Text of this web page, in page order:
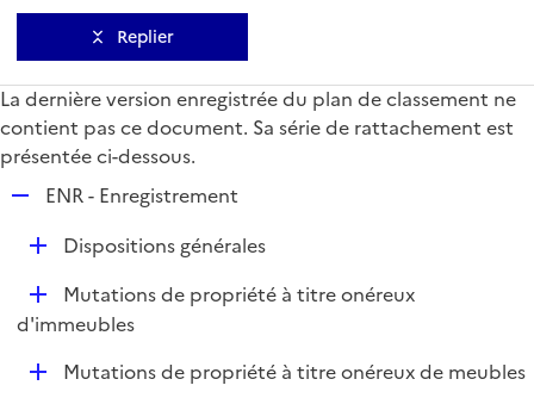
Replier
La dernière version enregistrée du plan de classement ne
contient pas ce document. Sa série de rattachement est
présentée ci-dessous.
p
l
i
e
r
ENR - Enregistrement
D
l
Dispositions générales
D
é
Mutations de propriété à titre onéreux
d'immeubles
DMutations de propriété à titre onéreux de meubles